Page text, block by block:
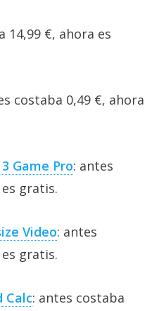
14,99 €, ahora es
costaba 0,49 €, ahora
Game Pro: antes
gratis.
Video: antes
gratis.
Calc: antes costaba